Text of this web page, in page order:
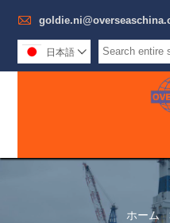

日本語 
ホーム